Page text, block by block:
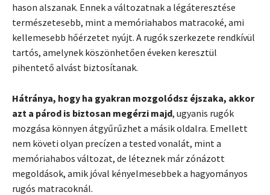
hason alszanak. Ennek a változatnak a légáteresztése
természetesebb, mint a memóriahabos matracoké, ami
kellemesebb hőérzetet nyújt. A rugók szerkezete rendkívül
tartós, amelynek köszönhetően éveken keresztül
pihentető alvást biztosítanak.
Hátránya, hogy ha gyakran mozgolódsz éjszaka, akkor
azt a párod is biztosan megérzi majd, ugyanis rugók
mozgása könnyen átgyűrűzhet a másik oldalra. Emellett
nem követi olyan precízen a tested vonalát, mint a
memóriahabos változat, de léteznek már zónázott
megoldások, amik jóval kényelmesebbek a hagyományos
rugós matracoknál.